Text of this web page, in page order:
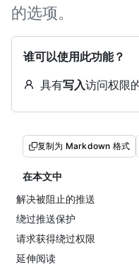
的选项。
谁可以使用此功能？
具有写入访问权限
复制为 Markdown 格式
在本文中
解决被阻止的推送
绕过推送保护
请求获得绕过权限
延伸阅读